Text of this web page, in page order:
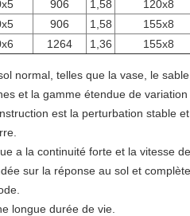
906 1,58 120x8
906 1,58 155x8
1264 1,36 155x8
normal, telles que la vase, le
et la gamme étendue de variation
est la perturbation stable
a la continuité forte et la vitesse
sur la réponse au sol et
longue durée de vie.